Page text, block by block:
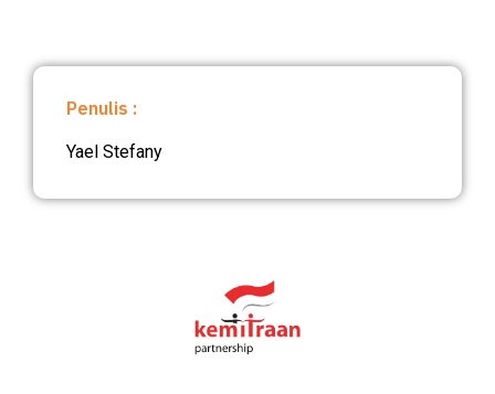
Penulis :
Yael Stefany